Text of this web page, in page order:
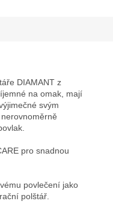
DIAMANT z
na omak, mají
svým
pro snadnou
povlečení jako
polštář.